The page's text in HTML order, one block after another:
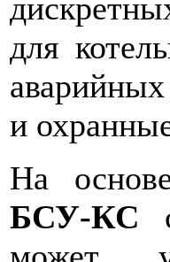
для
и
На
БСУ-КС